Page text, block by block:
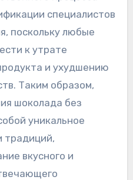
специалистов
поскольку любые
к утрате
и ухудшению
Таким образом,
шоколада без
уникальное
традиций,
вкусного и